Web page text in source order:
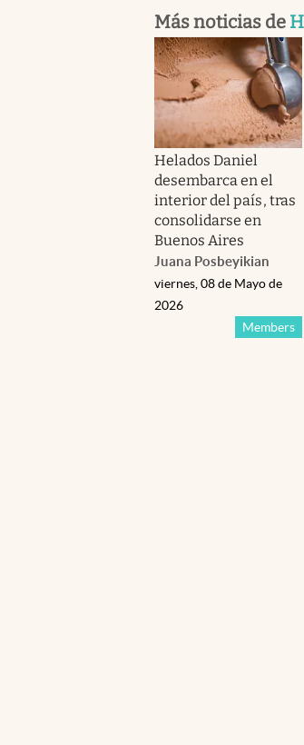
Más noticias de
Helados Daniel
desembarca en el
interior del país, tras
consolidarse en
Buenos Aires
Juana Posbeyikian
Members
viernes, 08 de Mayo de
2026